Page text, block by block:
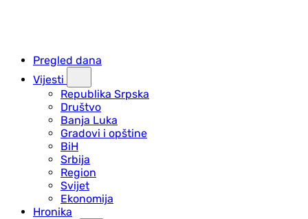
Pregled dana
Vijesti
Republika Srpska
Društvo
Banja Luka
Gradovi i opštine
BiH
Srbija
Region
Svijet
Ekonomija
Hronika